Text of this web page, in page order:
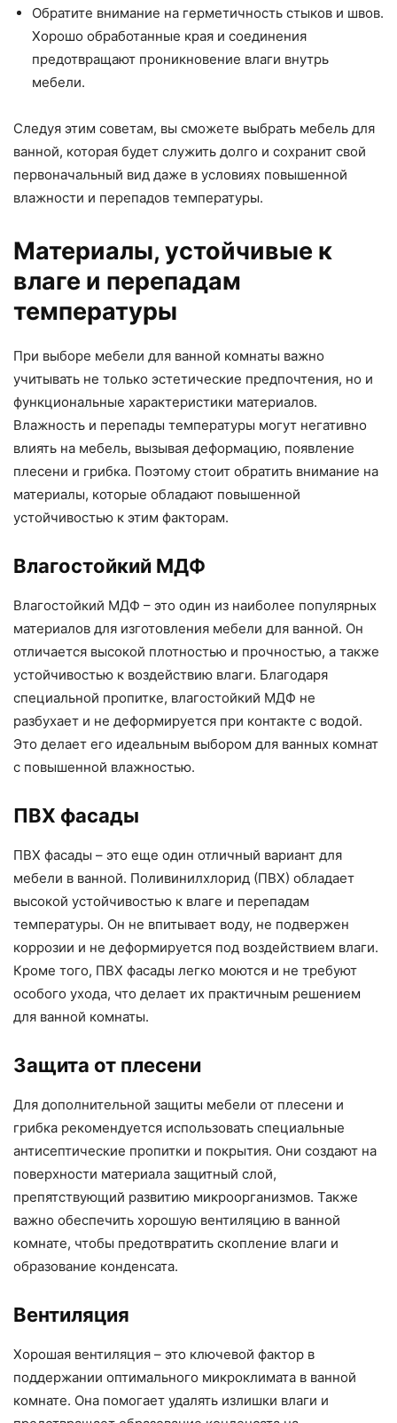
Обратите внимание на герметичность стыков и швов.
Хорошо обработанные края и соединения
предотвращают проникновение влаги внутрь
мебели.
Следуя этим советам, вы сможете выбрать мебель для
ванной, которая будет служить долго и сохранит свой
первоначальный вид даже в условиях повышенной
влажности и перепадов температуры.
Материалы, устойчивые к
влаге и перепадам
температуры
При выборе мебели для ванной комнаты важно
учитывать не только эстетические предпочтения, но и
функциональные характеристики материалов.
Влажность и перепады температуры могут негативно
влиять на мебель, вызывая деформацию, появление
плесени и грибка. Поэтому стоит обратить внимание на
материалы, которые обладают повышенной
устойчивостью к этим факторам.
Влагостойкий МДФ
Влагостойкий МДФ – это один из наиболее популярных
материалов для изготовления мебели для ванной. Он
отличается высокой плотностью и прочностью, а также
устойчивостью к воздействию влаги. Благодаря
специальной пропитке, влагостойкий МДФ не
разбухает и не деформируется при контакте с водой.
Это делает его идеальным выбором для ванных комнат
с повышенной влажностью.
ПВХ фасады
ПВХ фасады – это еще один отличный вариант для
мебели в ванной. Поливинилхлорид (ПВХ) обладает
высокой устойчивостью к влаге и перепадам
температуры. Он не впитывает воду, не подвержен
коррозии и не деформируется под воздействием влаги.
Кроме того, ПВХ фасады легко моются и не требуют
особого ухода, что делает их практичным решением
для ванной комнаты.
Защита от плесени
Для дополнительной защиты мебели от плесени и
грибка рекомендуется использовать специальные
антисептические пропитки и покрытия. Они создают на
поверхности материала защитный слой,
препятствующий развитию микроорганизмов. Также
важно обеспечить хорошую вентиляцию в ванной
комнате, чтобы предотвратить скопление влаги и
образование конденсата.
Вентиляция
Хорошая вентиляция – это ключевой фактор в
поддержании оптимального микроклимата в ванной
комнате. Она помогает удалять излишки влаги и